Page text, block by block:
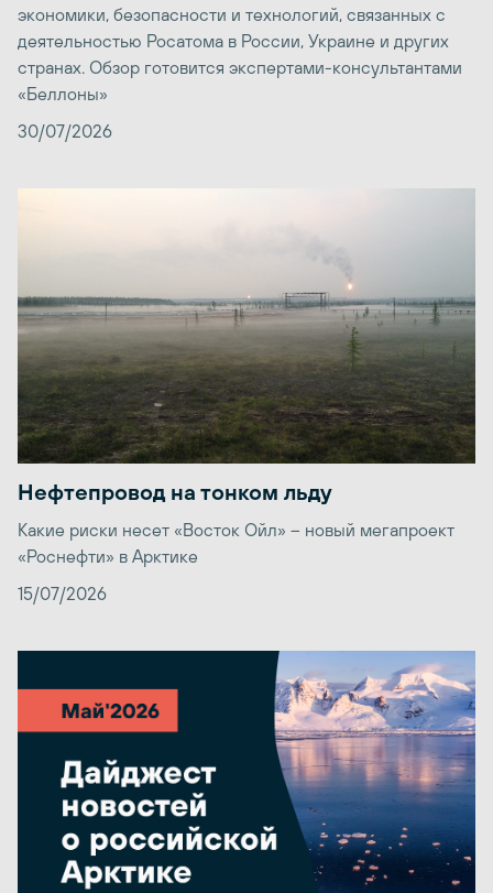
экономики, безопасности и технологий, связанных с
деятельностью Росатома в России, Украине и других
странах. Обзор готовится экспертами-консультантами
«Беллоны»
30/07/2026
Нефтепровод на тонком льду
Какие риски несет «Восток Ойл» – новый мегапроект
«Роснефти» в Арктике
15/07/2026